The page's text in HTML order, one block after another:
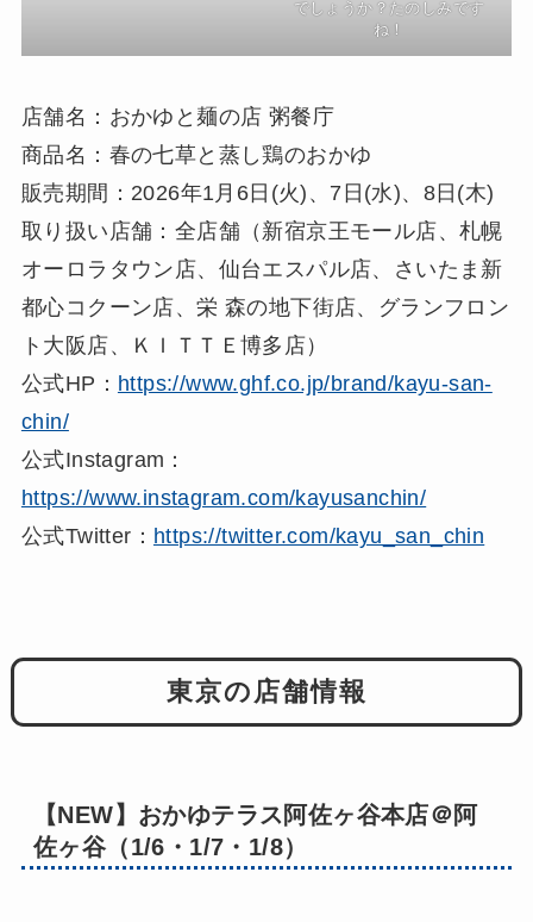
でしょうか？たのしみです
ね！
店舗名：おかゆと麺の店 粥餐庁
商品名：春の七草と蒸し鶏のおかゆ
販売期間：2026年1月6日(火)、7日(水)、8日(木)
取り扱い店舗：全店舗（新宿京王モール店、札幌
オーロラタウン店、仙台エスパル店、さいたま新
都心コクーン店、栄 森の地下街店、グランフロン
ト大阪店、ＫＩＴＴＥ博多店）
公式HP： https://www.ghf.co.jp/brand/kayu-san-
chin/
公式Instagram：
https://www.instagram.com/kayusanchin/
公式Twitter： https://twitter.com/kayu_san_chin
東京の店舗情報
【NEW】おかゆテラス阿佐ヶ谷本店＠阿
佐ヶ谷（1/6・1/7・1/8）